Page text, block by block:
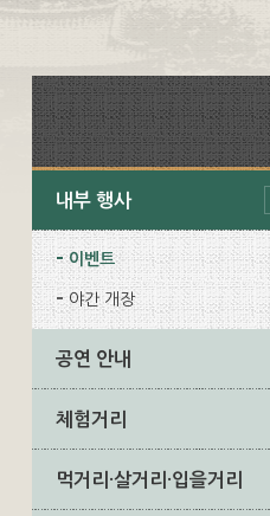
내부 행사
이벤트
야간 개장
공연 안내
체험거리
먹거리·살거리·입을거리